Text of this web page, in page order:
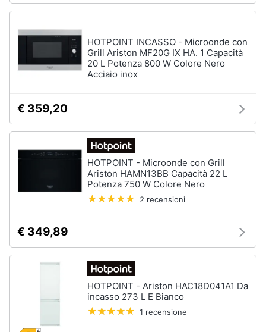
HOTPOINT INCASSO - Microonde con
Grill Ariston MF20G IX HA. 1 Capacità
20 L Potenza 800 W Colore Nero
Acciaio inox
€ 359,20
HOTPOINT - Microonde con Grill
Ariston HAMN13BB Capacità 22 L
Potenza 750 W Colore Nero
2 recensioni
€ 349,89
HOTPOINT - Ariston HAC18D041A1 Da
incasso 273 L E Bianco
1 recensione